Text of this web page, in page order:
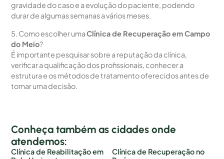
gravidade do caso e a evolução do paciente, podendo
durar de algumas semanas a vários meses.
5. Como escolher umaClínica de Recuperação em Campo
do Meio?
É importante pesquisar sobre a reputação da clínica,
verificar a qualificação dos profissionais, conhecer a
estrutura e os métodos de tratamento oferecidos antes de
tomar uma decisão.
Conheça também as cidades onde
atendemos:
Clínica de Reabilitação em
Clínica de Recuperação no